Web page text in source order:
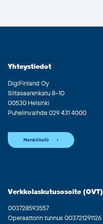
Yhteystiedot
DigiFinland Oy
Siltasaarenkatu 8–10
00530 Helsinki
Puhelinvaihde 029 431 4000
Henkilöstö
Verkkolaskutusosoite (OVT)
003728593557
Operaattorin tunnus 003721291126